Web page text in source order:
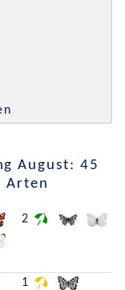
August: 45
Arten
2
1